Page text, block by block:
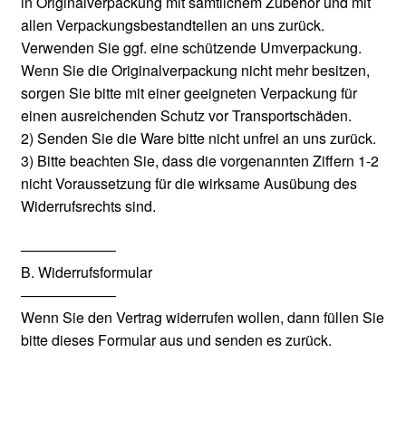
allen Verpackungsbestandteilen an uns zurück.
Verwenden Sie ggf. eine schützende Umverpackung.
Wenn Sie die Originalverpackung nicht mehr besitzen,
sorgen Sie bitte mit einer geeigneten Verpackung für
einen ausreichenden Schutz vor Transportschäden.
2) Senden Sie die Ware bitte nicht unfrei an uns zurück.
3) Bitte beachten Sie, dass die vorgenannten Ziffern 1-2
nicht Voraussetzung für die wirksame Ausübung des
Widerrufsrechts sind.
——————–
B. Widerrufsformular
——————–
Wenn Sie den Vertrag widerrufen wollen, dann füllen Sie
bitte dieses Formular aus und senden es zurück.